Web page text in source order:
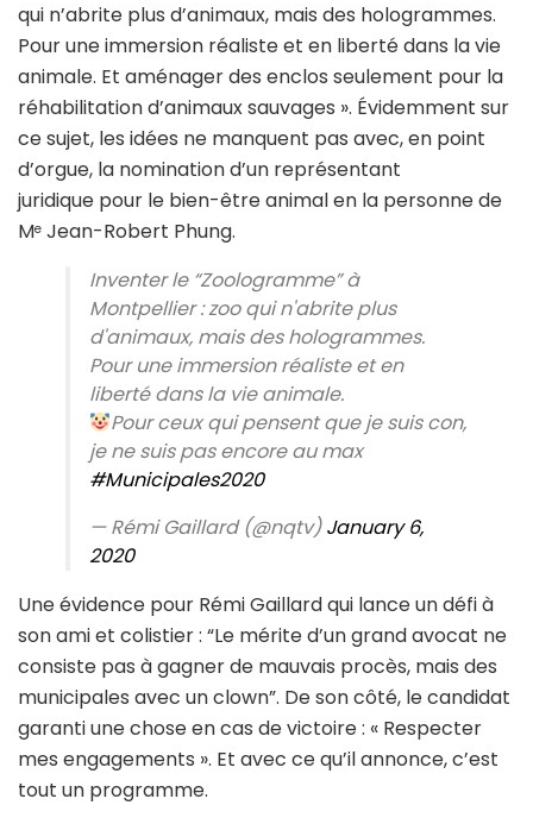
qui n’abrite plus d’animaux, mais des hologrammes.
Pour une immersion réaliste et en liberté dans la vie
animale. Et aménager des enclos seulement pour la
réhabilitation d’animaux sauvages ». Évidemment sur
ce sujet, les idées ne manquent pas avec, en point
d’orgue, la nomination d’un représentant
juridique pour le bien-être animal en la personne de
Me Jean-Robert Phung.
Inventer le “Zoologramme” à
Montpellier : zoo qui n'abrite plus
d'animaux, mais des hologrammes.
Pour une immersion réaliste et en
liberté dans la vie animale.
Pour ceux qui pensent que je suis con,
je ne suis pas encore au max
#Municipales2020
— Rémi Gaillard (@nqtv)January 6,
2020
Une évidence pour Rémi Gaillard qui lance un défi à
son ami et colistier : “Le mérite d’un grand avocat ne
consiste pas à gagner de mauvais procès, mais des
municipales avec un clown”. De son côté, le candidat
garanti une chose en cas de victoire : « Respecter
mes engagements ». Et avec ce qu’il annonce, c’est
tout un programme.